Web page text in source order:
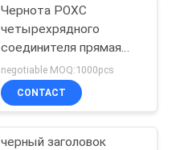
Чернота РОХС
четырехрядного
соединителя прямая
ПА9Т заголовка
коробки тангажа Х=10.5
1.27*2.54 Мм
negotiable MOQ:1000pcs
CONTACT
черный заголовок